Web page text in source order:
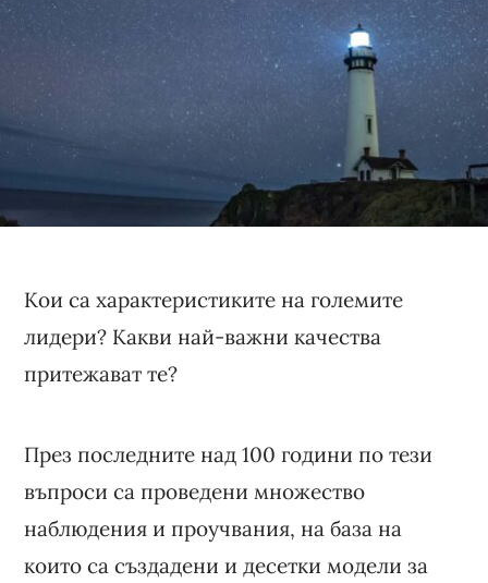
Кои са характеристиките на големите
лидери? Какви най-важни качества
притежават те?
През последните над 100 години по тези
въпроси са проведени множество
наблюдения и проучвания, на база на
които са създадени и десетки модели за